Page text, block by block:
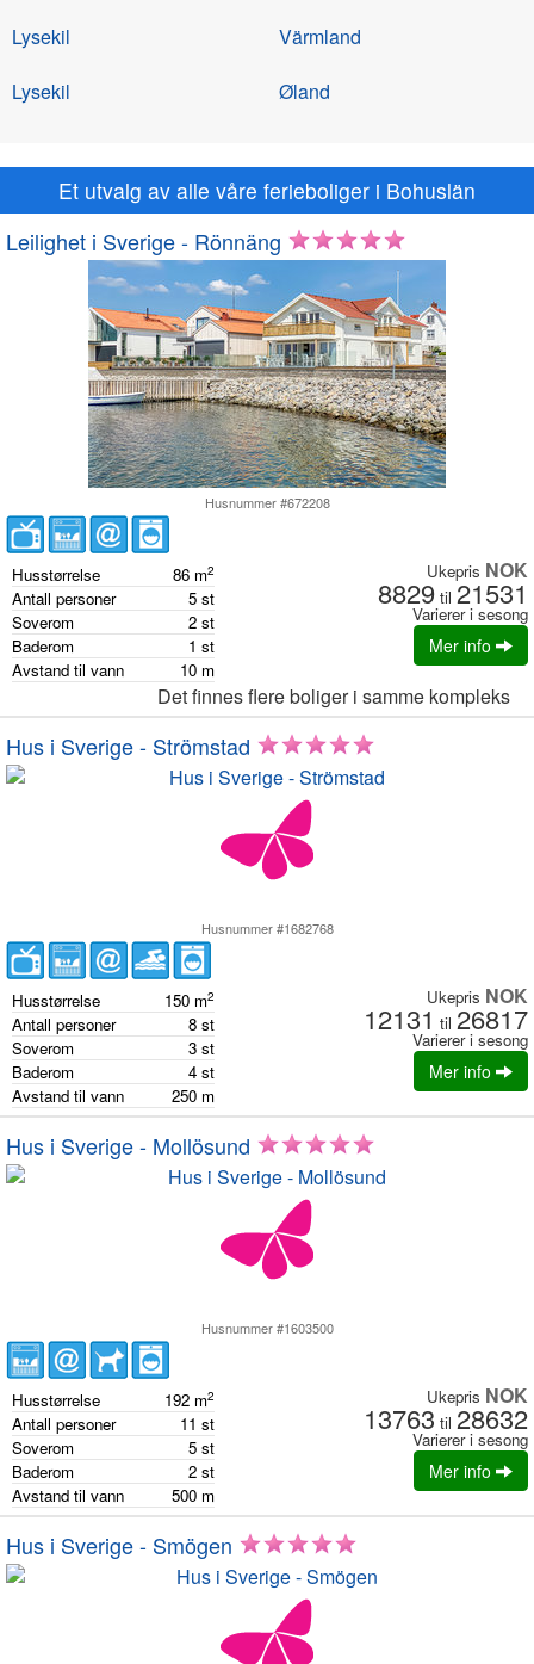
Lysekil
Lysekil
Värmland
Øland
Et utvalg av alle våre ferieboliger i Bohuslän
Leilighet i Sverige - Rönnäng
Husnummer #672208
Husstørrelse 86 m2
Antall personer 5 st
Soverom
2 st
Baderom
1 st
Avstand til vann
10 m
Ukepris NOK
8829 til 21531
Varierer i sesong
Mer info
Det finnes flere boliger i samme kompleks
Hus i Sverige - Strömstad
Husnummer #1682768
Husstørrelse 150 m2
Antall personer 8 st
Soverom
3 st
Baderom
4 st
Avstand til vann
250 m
Ukepris NOK
12131 til 26817
Varierer i sesong
Mer info
Hus i Sverige - Mollösund
Husnummer #1603500
Husstørrelse 192 m2
Antall personer 11 st
Soverom
5 st
Baderom
2 st
Avstand til vann
500 m
Ukepris NOK
13763 til 28632
Varierer i sesong
Mer info
Hus i Sverige - Smögen